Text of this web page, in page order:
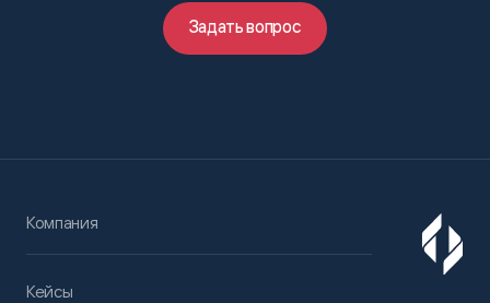
Задать вопрос
Компания
Кейсы